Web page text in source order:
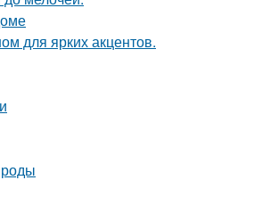
для ярких акцентов.